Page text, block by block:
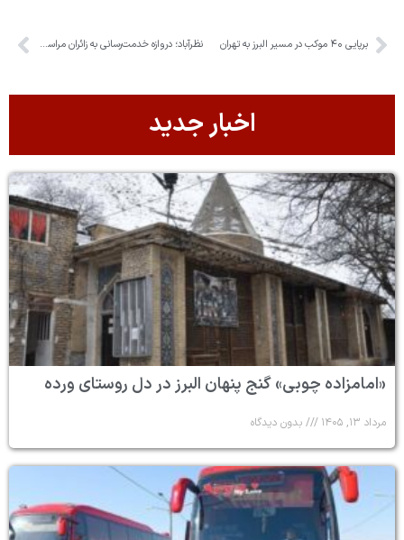
برپایی ۴۰ موکب در مسیر البرز به تهران نظرآباد؛ دروازه خدمت‌رسانی به زائران مراسم بدرقه رهبر شهید انقلاب اسلامی
اخبار جدید
«امامزاده چوبی» گنج پنهان البرز در دل روستای ورده
مرداد ۱۳, ۱۴۰۵ بدون دیدگاه